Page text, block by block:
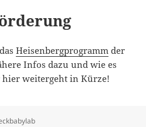
Heisenbergprogramm der
Infos dazu und wie es
weitergeht in Kürze!